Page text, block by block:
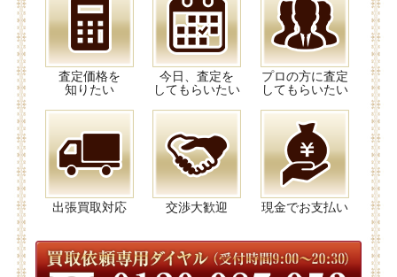
査定価格を
知りたい
今日、査定を
してもらいたい
プロの方に査定
してもらいたい
出張買取対応 交渉大歓迎 現金でお支払い